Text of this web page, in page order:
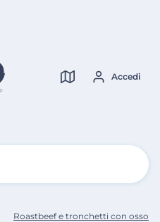
Accedi
Roastbeef e tronchetti con osso